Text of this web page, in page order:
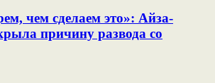
чем сделаем это»: Айза-
причину развода со